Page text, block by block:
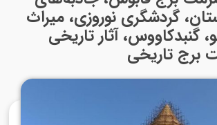
گردشگری نوروزی، میراث
گنبدکاووس، آثار تاریخی
برج تاریخی